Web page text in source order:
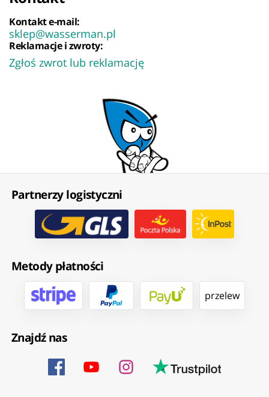
Kontakt e-mail:
sklep@wasserman.pl
Reklamacje i zwroty:
Zgłoś zwrot lub reklamację
Partnerzy logistyczni
Metody płatności
przelew
Znajdź nas